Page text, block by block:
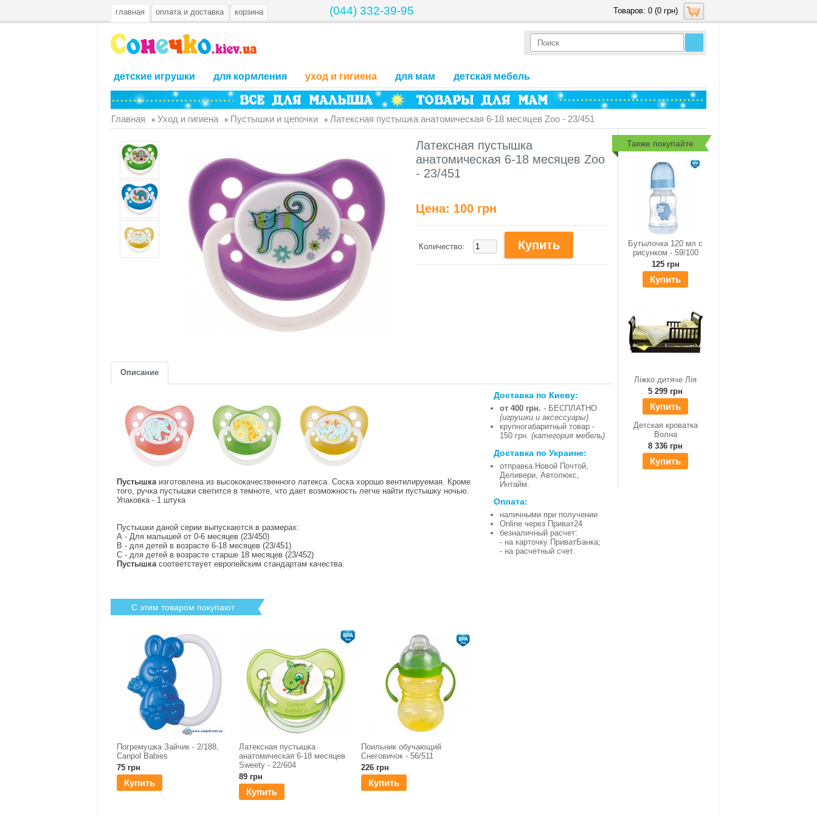
Товаров: 0 (0 грн)
(044) 332-39-95
главная оплата и доставка корзина
детские игрушки для кормления уход и гигиена для мам детская мебель
Главная » Уход и гигиена » Пустышки и цепочки » Латексная пустышка анатомическая 6-18 месяцев Zoo - 23/451
Также покупайте
Бутылочка 120 мл с
рисунком - 59/100
125 грн
Купить
Ліжко дитяче Лія
5 299 грн
Купить
Детская кроватка
Волна
8 336 грн
Купить
Латексная пустышка
анатомическая 6-18 месяцев Zoo
- 23/451
Цена: 100 грн
Количество:
Описание
Доставка по Киеву:
от 400 грн. - БЕСПЛАТНО
(игрушки и аксессуары)
крупногабаритный товар -
150 грн. (категория мебель)
Доставка по Украине:
отправка Новой Почтой,
Деливери, Автолюкс,
Интайм.
Оплата:
наличными при получении
Online через Приват24
безналичный расчет:
- на карточку ПриватБанка;
- на расчетный счет.
Пустышкаизготовлена из высококачественного латекса. Соска хорошо вентилируемая. Кроме
того, ручка пустышки светится в темноте, что дает возможность легче найти пустышку ночью.
Упаковка - 1 штука
Пустышки даной серии выпускаются в размерах:
А - Для малышей от 0-6 месяцев (23/450)
B - для детей в возрасте 6-18 месяцев (23/451)
С - для детей в возрасте старше 18 месяцев (23/452)
Пустышкасоответствует европейским стандартам качества.
С этим товаром покупают
Погремушка Зайчик - 2/188,
Canpol Babies
75 грн
Купить
Латексная пустышка
анатомическая 6-18 месяцев
Sweety - 22/604
89 грн
Купить
Поильник обучающий
Снеговичок - 56/511
226 грн
Купить